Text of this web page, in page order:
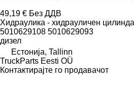
49,19 € Без ДДВ
Хидраулика - хидрауличен
5010629108 5010629093
дизел
Естонија, Tallinn
TruckParts Eesti OÜ
Контактирајте го продавачот